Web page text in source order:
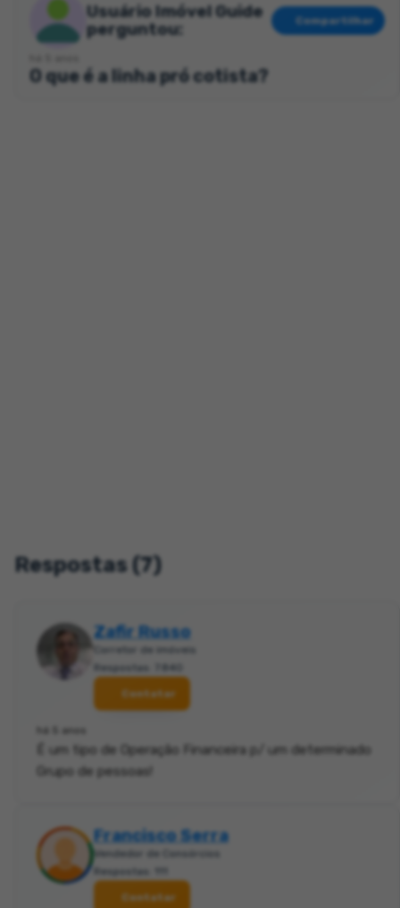
Usuário Imóvel Guide
perguntou:
Compartilhar
O que é a linha pró cotista?
Respostas (7)
Zafir Russo
Corretor de imóveis
Respostas: 7.840
Contatar
há 5 anos
É um tipo de Operação Financeira p/ um determinado
Grupo de pessoas!
Francisco Serra
Vendedor de Consórcios
Respostas: 111
Contatar